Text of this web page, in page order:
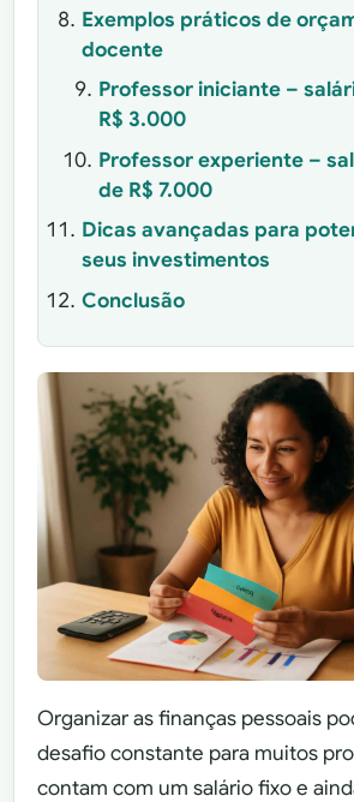
Exemplos práticos de
docente
Professor iniciante –
R$ 3.000
Professor experiente –
de R$ 7.000
Dicas avançadas para
seus investimentos
Conclusão
Organizar as finanças pessoais
desafio constante para muitos
contam com um salário fixo e